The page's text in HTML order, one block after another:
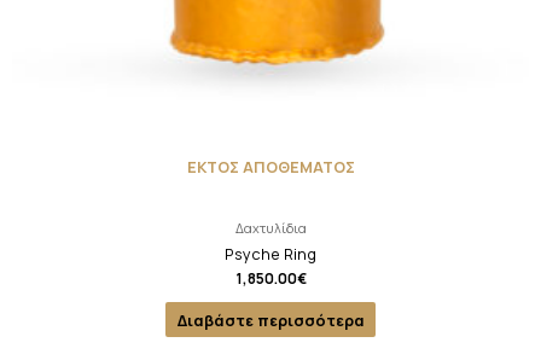
ΕΚΤΟΣ ΑΠΟΘΕΜΑΤΟΣ
Δαχτυλίδια
Psyche Ring
1,850.00€
Διαβάστε περισσότερα